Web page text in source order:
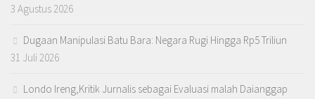
3 Agustus 2026
Dugaan Manipulasi Batu Bara: Negara Rugi Hingga Rp5 Triliun
31 Juli 2026
Londo Ireng,Kritik Jurnalis sebagai Evaluasi malah Daianggap